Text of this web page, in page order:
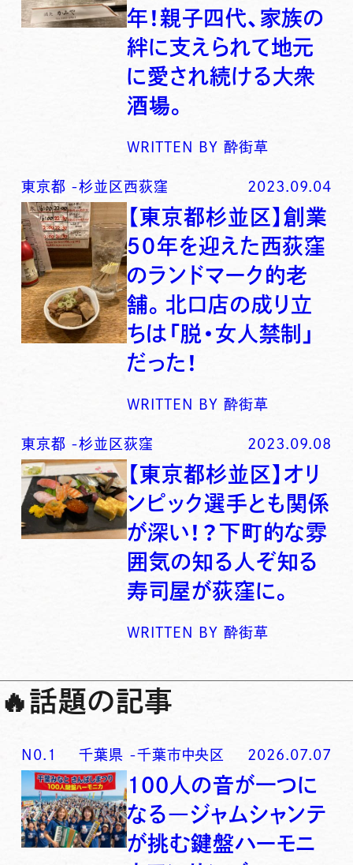
年！親子四代、家族の
絆に支えられて地元
に愛され続ける大衆
酒場。
WRITTEN BY 酔街草
東京都 -杉並区西荻窪 2023.09.04
【東京都杉並区】創業
５０年を迎えた西荻窪
のランドマーク的老
舗。北口店の成り立
ちは「脱・女人禁制」
だった！
WRITTEN BY 酔街草
東京都 -杉並区荻窪 2023.09.08
【東京都杉並区】オリ
ンピック選手とも関係
が深い！？下町的な雰
囲気の知る人ぞ知る
寿司屋が荻窪に。
WRITTEN BY 酔街草
🔥話題の記事
N0. 1 千葉県 -千葉市中央区 2026.07.07
100人の音が一つに
なる―ジャムシャンテ
が挑む鍵盤ハーモニ